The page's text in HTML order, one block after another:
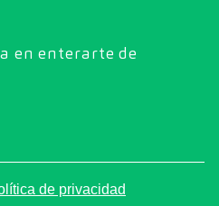
en enterarte de
de privacidad